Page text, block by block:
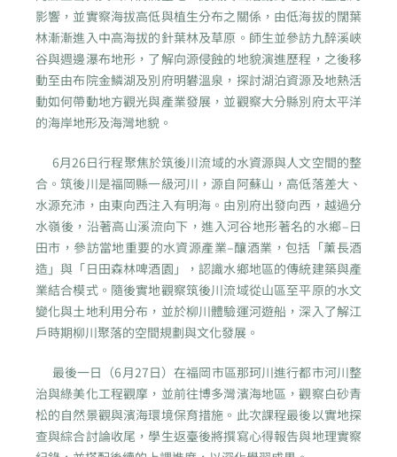
影響，並實察海拔高低與植生分布之關係，由低海拔的闊葉
林漸漸進入中高海拔的針葉林及草原。師生並參訪九醉溪峽
谷與週邊瀑布地形，了解向源侵蝕的地貌演進歷程，之後移
動至由布院金鱗湖及別府明礬溫泉，探討湖泊資源及地熱活
動如何帶動地方觀光與產業發展，並觀察大分縣別府太平洋
的海岸地形及海灣地貌。
6月26日行程聚焦於筑後川流域的水資源與人文空間的整
合。筑後川是福岡縣一級河川，源自阿蘇山，高低落差大、
水源充沛，由東向西注入有明海。由別府出發向西，越過分
水嶺後，沿著高山溪流向下，進入河谷地形著名的水鄉–日
田市，參訪當地重要的水資源產業–釀酒業，包括「薰長酒
造」與「日田森林啤酒園」，認識水鄉地區的傳統建築與產
業結合模式。隨後實地觀察筑後川流域從山區至平原的水文
變化與土地利用分布，並於柳川體驗運河遊船，深入了解江
戶時期柳川聚落的空間規劃與文化發展。
最後一日（6月27日）在福岡市區那珂川進行都市河川整
治與綠美化工程觀摩，並前往博多灣濱海地區，觀察白砂青
松的自然景觀與濱海環境保育措施。此次課程最後以實地探
查與綜合討論收尾，學生返臺後將撰寫心得報告與地理實察